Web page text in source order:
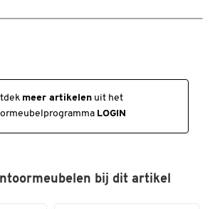
meer artikelenuit het
LOGIN
bij dit artikel
om in te zoomen